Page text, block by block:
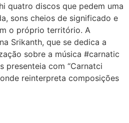
quatro discos que pedem uma
sons cheios de significado e
o próprio território. A
Srikanth, que se dedica a
sobre a música #carnatic
presenteia com “Carnatci
reinterpreta composições